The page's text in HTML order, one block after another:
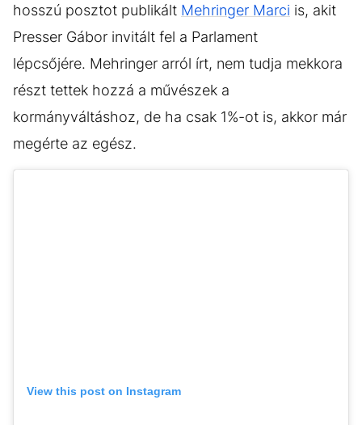
hosszú posztot publikált Mehringer Marci is, akit
Presser Gábor invitált fel a Parlament
lépcsőjére. Mehringer arról írt, nem tudja mekkora
részt tettek hozzá a művészek a
kormányváltáshoz, de ha csak 1%-ot is, akkor már
megérte az egész.
View this post on Instagram